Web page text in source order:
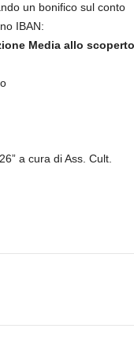
un bonifico sul conto
IBAN:
Media allo scoperto
a cura di Ass. Cult.